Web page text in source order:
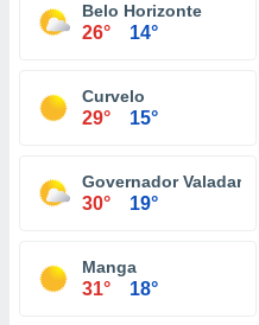
Belo Horizonte
26° 14°
Curvelo
29° 15°
Governador Valadares
30° 19°
Manga
31° 18°